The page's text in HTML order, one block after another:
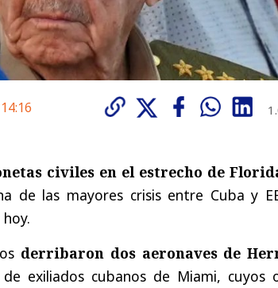
14:16
civiles en el estrecho de
de las mayores crisis entre Cuba y
derribaron dos aeronaves de
exiliados cubanos de Miami, cuyos